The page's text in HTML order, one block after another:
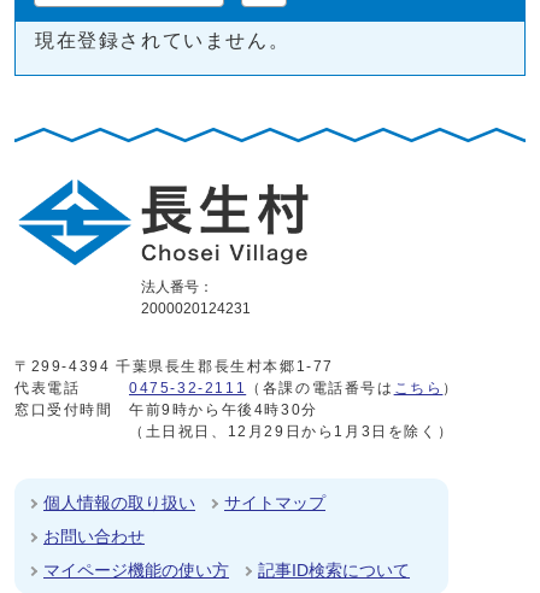
現在登録されていません。
法人番号：
2000020124231
〒299-4394 千葉県長生郡長生村本郷1-77
代表電話
0475-32-2111 （各課の電話番号は こちら ）
窓口受付時間
午前9時から午後4時30分
（土日祝日、12月29日から1月3日を除く）
個人情報の取り扱い
サイトマップ
お問い合わせ
マイページ機能の使い方
記事ID検索について